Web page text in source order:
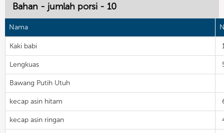
Bahan - jumlah porsi - 10
Nama
Kaki babi
Lengkuas
Bawang Putih Utuh
kecap asin hitam
kecap asin ringan